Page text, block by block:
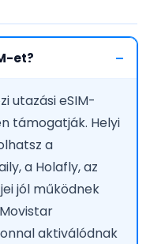
et?
utazási eSIM-
támogatják. Helyi
a
a Holafly, az
jól működnek
aktiválódnak